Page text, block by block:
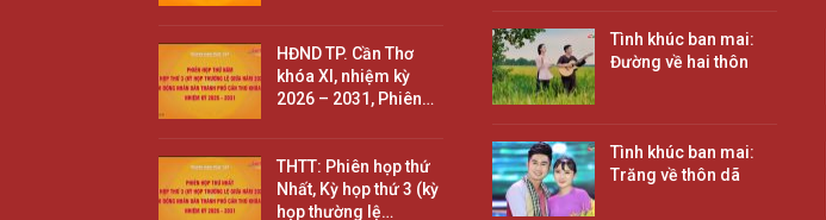
HĐND TP. Cần Thơ
khóa XI, nhiệm kỳ
2026 – 2031, Phiên…
THTT: Phiên họp thứ
Nhất, Kỳ họp thứ 3 (kỳ
họp thường lệ…
Tình khúc ban mai:
Đường về hai thôn
Tình khúc ban mai:
Trăng về thôn dã